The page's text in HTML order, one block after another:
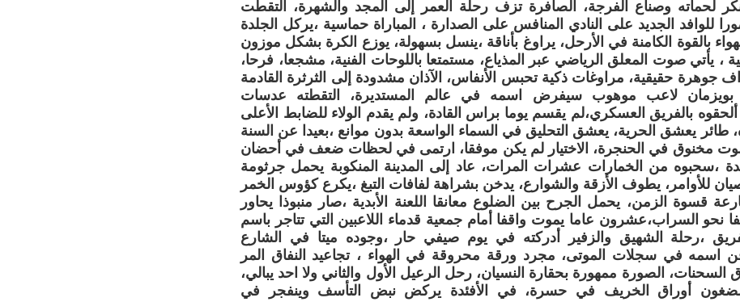
لحماته وصناع الفرجة، الصافرة تزف رحلة العمر إلى المجد والشهرة، التقطت
للوافد الجديد على النادي المنافس على الصدارة ، المباراة حماسية ،يركل الجلدة
بالقوة الكامنة في الأرحل، يراوغ بأناقة ،ينسل بسهولة، يوزع الكرة بشكل موزون
، يأتي صوت المعلق الرياضي عبر المذياع، مستمتعا باللوحات الفنية، مشجعا، فرحا،
جوهرة حقيقية، مراوغات ذكية تحبس الأنفاس، الآذان مشدودة إلى الثرثرة القادمة
بويزمان لاعب موهوب سيفرض اسمه في عالم المستديرة، التقطته عدسات
بالفريق العسكري،لم يقسم يوما براس القادة، ولم يقدم الولاء للضابط الأعلى
طائر يعشق الحرية، يعشق التحليق في السماء الواسعة بدون موانع ،بعيدا عن السنة
مخنوق في الحنجرة، الاختيار لم يكن موفقا، ارتمى في لحظات ضعف في أحضان
،سحبوه من الخمارات عشرات المرات، عاد إلى المدينة المنكوبة يحمل جرثومة
للأوامر، يطوف الأزقة والشوارع، يدخن بشراهة لفافات التبغ ،يكرع كؤوس الخمر
قسوة الزمن، يحمل الجرح بين الضلوع معانقا اللعنة الأبدية ،صار منبوذا يحاور
نحو السراب،عشرون عاما يموت واقفا أمام جمعية قدماء اللاعبين التي تتاجر باسم
،رحلة الشهيق والزفير أدركته في يوم صيفي حار ،وجوده ميتا في الشارع
اسمه في سجلات الموتى، مجرد ورقة محروقة في الهواء ، تجاعيد النفاق المر
الصورة ممهورة بحقارة النسيان، رحل الرعيل الأول والثاني ولا احد يبالي،
أوراق الخريف في حسرة، في الأفئدة يركض نبض التأسف وينفجر في